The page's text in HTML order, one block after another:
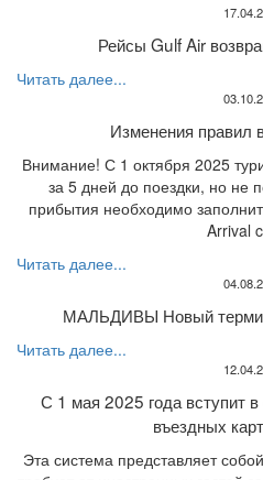
Рейсы Gulf Air
Читать далее...
Изменения правил
Внимание! С 1 октября 2025
за 5 дней до поездки, но не
прибытия необходимо
Arrival
Читать далее...
МАЛЬДИВЫ Новый
Читать далее...
С 1 мая 2025 года вступит
въездных
Эта система представляет